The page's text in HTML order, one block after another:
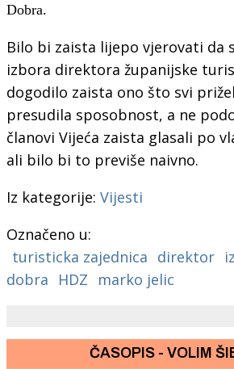
Dobra.
Bilo bi zaista lijepo vjerovati da
izbora direktora županijske
dogodilo zaista ono što svi
presudila sposobnost, a ne
članovi Vijeća zaista glasali po
ali bilo bi to previše naivno.
Iz kategorije: Vijesti
Označeno u:
turisticka zajednica direktor
dobra
HDZ marko jelic
ČASOPIS - VOLIM